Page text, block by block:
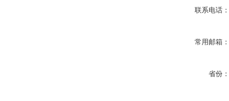
联系电话：
常用邮箱：
省份：